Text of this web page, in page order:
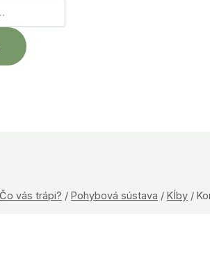
Čo vás trápi? / Pohybová sústava / Kĺby /